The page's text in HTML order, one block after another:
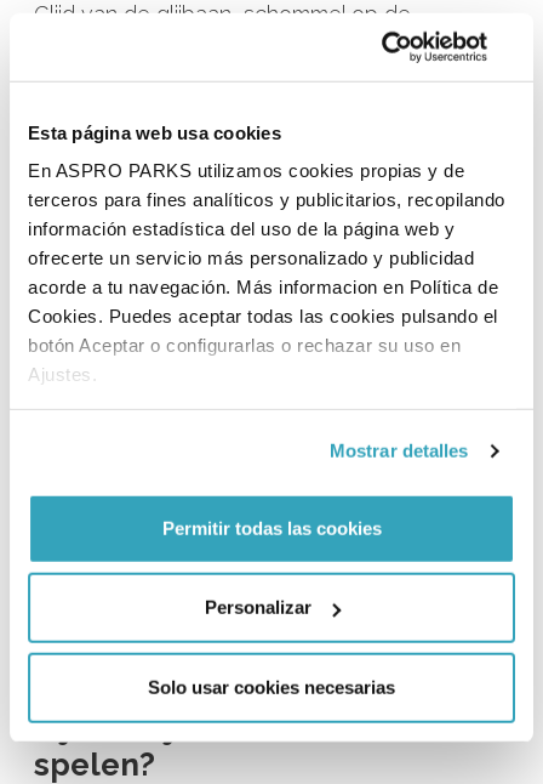
Esta página web usa cookies
En ASPRO PARKS utilizamos cookies propias y de
terceros para fines analíticos y publicitarios, recopilando
información estadística del uso de la página web y
ofrecerte un servicio más personalizado y publicidad
acorde a tu navegación. Más informacion en Política de
Cookies. Puedes aceptar todas las cookies pulsando el
botón Aceptar o configurarlas o rechazar su uso en
Ajustes.
Mostrar detalles
Permitir todas las cookies
Personalizar
Solo usar cookies necesarias
Glijd van de glijbaan, schommel op de
schommel en ga op de foto met Eefje! Perfect
voor een mooie herinnering aan jouw dagje in
spelen, maar ook een momentje vastleggen
met Eefje! Dit is perfect te combineren met de
Bennie Broek show in de wortelberg.
Bekijk meer attracties
Lijkt het je leuk om hier te
spelen?